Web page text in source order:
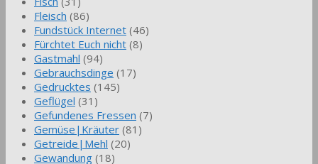
Fleisch (86)
Fundstück Internet (46)
Fürchtet Euch nicht (8)
Gastmahl (94)
Gebrauchsdinge (17)
Gedrucktes (145)
Geflügel (31)
Gefundenes Fressen (7)
Gemüse|Kräuter (81)
Getreide|Mehl (20)
Gewandung (18)